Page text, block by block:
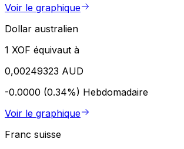
Voir le graphique
Dollar australien
1 XOF équivaut à
0,00249323 AUD
-0.0000 (0.34%) Hebdomadaire
Voir le graphique
Franc suisse